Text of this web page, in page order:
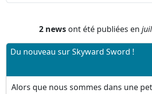
2 news ont été publiées en
Du nouveau sur Skyward Sword !
Alors que nous sommes dans une